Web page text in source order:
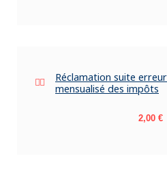
Réclamation suite
mensualisé des impôts
Prix
2,00 €